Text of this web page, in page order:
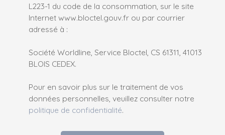
L223-1 du code de la consommation, sur le site
Internet www.bloctel.gouv.fr ou par courrier
adressé à :
Société Worldline, Service Bloctel, CS 61311, 41013
BLOIS CEDEX.
Pour en savoir plus sur le traitement de vos
données personnelles, veuillez consulter notre
politique de confidentialité.